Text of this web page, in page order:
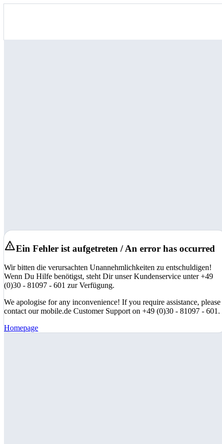
Ein Fehler ist aufgetreten / An error has occurred
Wir bitten die verursachten Unannehmlichkeiten zu entschuldigen!
Wenn Du Hilfe benötigst, steht Dir unser Kundenservice unter +49
(0)30 - 81097 - 601 zur Verfügung.
We apologise for any inconvenience! If you require assistance, please
contact our mobile.de Customer Support on +49 (0)30 - 81097 - 601.
Homepage